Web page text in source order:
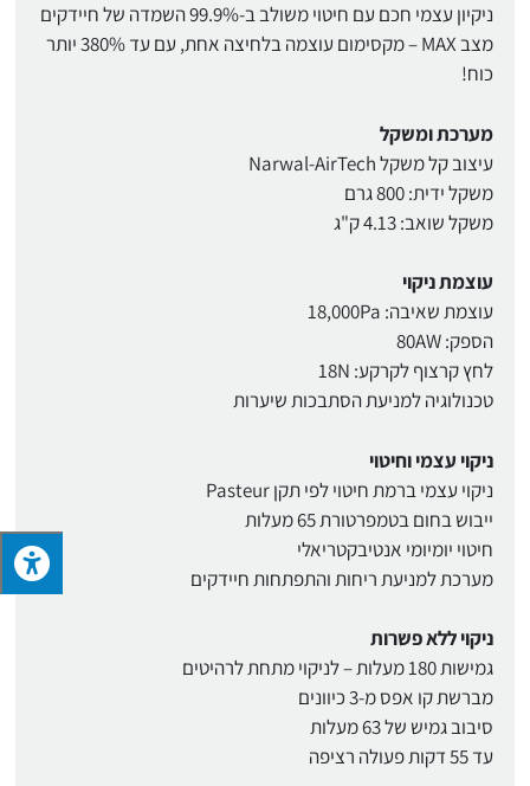
ניקיון עצמי חכם עם חיטוי משולב ב-99.9% השמדה של חיידקים
מצב MAX – מקסימום עוצמה בלחיצה אחת, עם עד 380% יותר
כוח!
מערכת ומשקל
עיצוב קל משקל Narwal-AirTech
משקל ידית: 800 גרם
משקל שואב: 4.13 ק"ג
עוצמת ניקוי
עוצמת שאיבה: 18,000Pa
הספק: 80AW
לחץ קרצוף לקרקע: 18N
טכנולוגיה למניעת הסתבכות שיערות
ניקוי עצמי וחיטוי
ניקוי עצמי ברמת חיטוי לפי תקן Pasteur
ייבוש בחום בטמפרטורת 65 מעלות
חיטוי יומיומי אנטיבקטריאלי
מערכת למניעת ריחות והתפתחות חיידקים
ניקוי ללא פשרות
גמישות 180 מעלות – לניקוי מתחת לרהיטים
מברשת קו אפס מ-3 כיוונים
סיבוב גמיש של 63 מעלות
עד 55 דקות פעולה רציפה